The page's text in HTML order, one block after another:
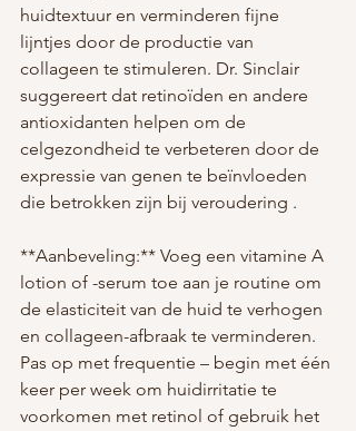
huidtextuur en verminderen fijne
lijntjes door de productie van
collageen te stimuleren. Dr. Sinclair
suggereert dat retinoïden en andere
antioxidanten helpen om de
celgezondheid te verbeteren door de
expressie van genen te beïnvloeden
die betrokken zijn bij veroudering .
**Aanbeveling:** Voeg een vitamine A
lotion of -serum toe aan je routine om
de elasticiteit van de huid te verhogen
en collageen-afbraak te verminderen.
Pas op met frequentie – begin met één
keer per week om huidirritatie te
voorkomen met retinol of gebruik het